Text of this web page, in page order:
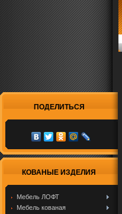
ПОДЕЛИТЬСЯ
КОВАНЫЕ ИЗДЕЛИЯ
Мебель ЛОФТ
Мебель кованая